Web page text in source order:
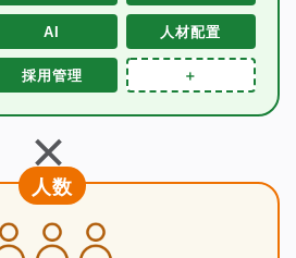
AI 人材配置
採用管理 ＋
＋
人数